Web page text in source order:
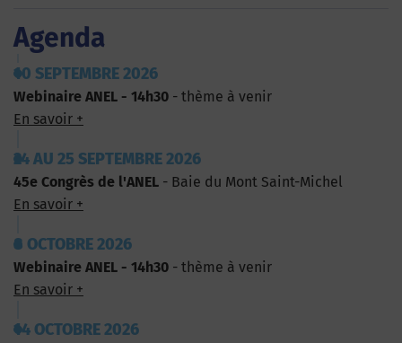
Agenda
10 SEPTEMBRE 2026
Webinaire ANEL - 14h30 - thème à venir
En savoir +
24 AU 25 SEPTEMBRE 2026
45e Congrès de l'ANEL - Baie du Mont Saint-Michel
En savoir +
8 OCTOBRE 2026
Webinaire ANEL - 14h30 - thème à venir
En savoir +
14 OCTOBRE 2026